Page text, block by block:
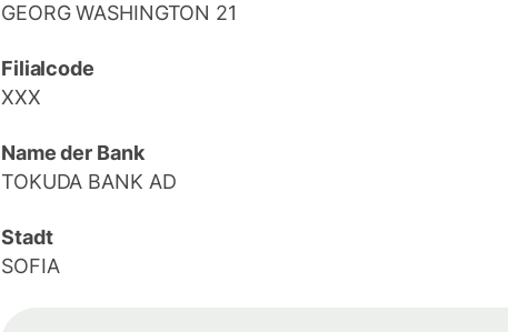
GEORG WASHINGTON 21
Filialcode
XXX
Name der Bank
TOKUDA BANK AD
Stadt
SOFIA